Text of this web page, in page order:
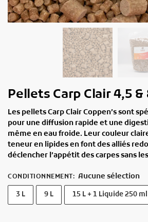
Pellets Carp Clair 4,5 &
Les pellets Carp Clair Coppen’ssont
pour une diffusion rapide et une
même en eau froide. Leur couleur
teneur en lipides en font des alliés
déclencher l’appétit des carpes sans
CONDITIONNEMENT: Aucune sélection
3 L 9 L 15 L + 1 Liquide 250